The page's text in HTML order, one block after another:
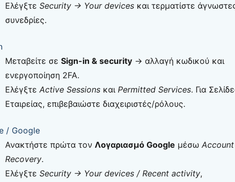
Ελέγξτε Security → Your devicesκαι τερματίστε
συνεδρίες.
Μεταβείτε σε Sign-in & security→ αλλαγή κωδικού και
ενεργοποίηση 2FA.
Ελέγξτε Active Sessionsκαι Permitted Services. Για
Εταιρείας, επιβεβαιώστε διαχειριστές/ρόλους.
/ Google
Ανακτήστε πρώτα τον Λογαριασμό Google μέσω Account
Recovery.
Ελέγξτε Security → Your devices / Recent activity,